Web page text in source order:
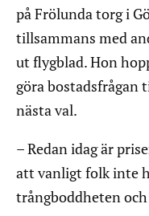
på Frölunda torg i
tillsammans med
ut flygblad. Hon
göra bostadsfrågan
nästa val.
– Redan idag är
att vanligt folk inte
trångboddheten